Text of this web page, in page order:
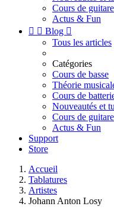
Cours de guitare
Actus & Fun
  Blog 
Tous les articles
Catégories
Cours de basse
Théorie
Cours de
Nouveautés et
Cours de guitare
Actus & Fun
Support
Store
Accueil
Tablatures
Artistes
Johann Anton Losy